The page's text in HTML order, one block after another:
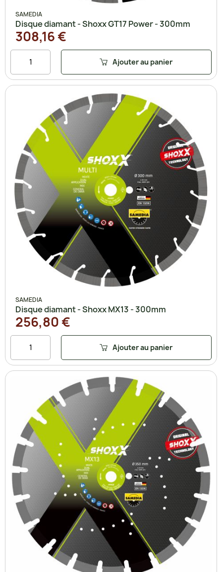
SAMEDIA
Disque diamant - Shoxx GT17 Power - 300mm
308,16 €
Ajouter au panier
SAMEDIA
Disque diamant - Shoxx MX13 - 300mm
256,80 €
Ajouter au panier